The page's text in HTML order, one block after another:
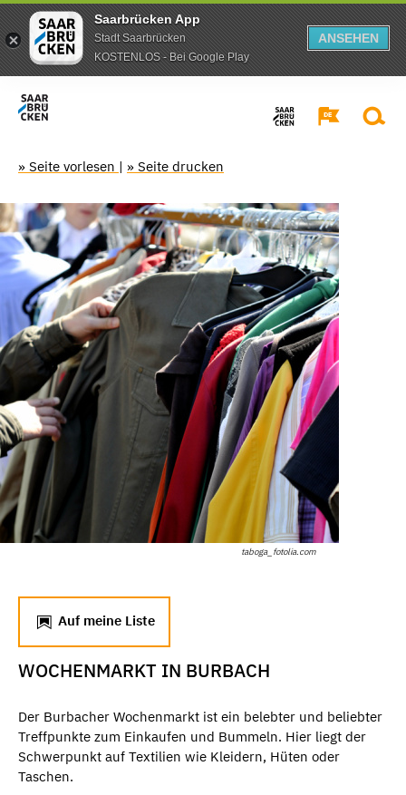
Saarbrücken App
Stadt Saarbrücken
KOSTENLOS - Bei Google Play
ANSEHEN
» Seite vorlesen | » Seite drucken
taboga_fotolia.com
Auf meine Liste
WOCHENMARKT IN BURBACH
Der Burbacher Wochenmarkt ist ein belebter und beliebter
Treffpunkte zum Einkaufen und Bummeln. Hier liegt der
Schwerpunkt auf Textilien wie Kleidern, Hüten oder
Taschen.